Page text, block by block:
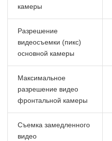
камеры
Разрешение
видеосъемки (пикс)
основной камеры
Максимальное
разрешение видео
фронтальной камеры
Съемка замедленного
видео